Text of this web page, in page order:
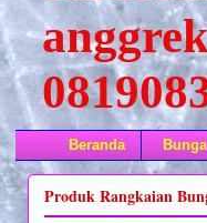
Beranda
Produk Rangkaian